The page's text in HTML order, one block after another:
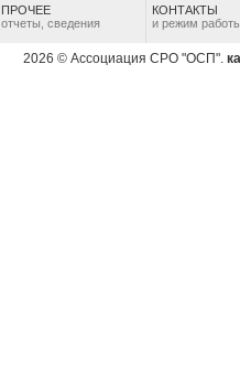
ПРОЧЕЕ
отчеты, сведения
КОНТАКТЫ
и режим работы
2026 © Ассоциация СРО "ОСП".